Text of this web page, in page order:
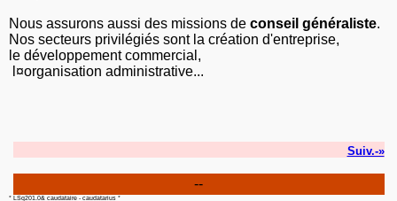
Nous assurons aussi des missions de conseil généraliste.
Nos secteurs privilégiés sont la création d'entreprise,
le développement commercial,
l¤organisation administrative...
Suiv.-»
--
* LSq201.0& caudataire - caudatarius *